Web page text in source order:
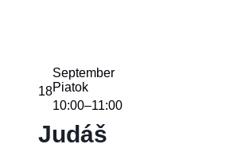
18
September
Piatok
10:00–11:00
Judáš